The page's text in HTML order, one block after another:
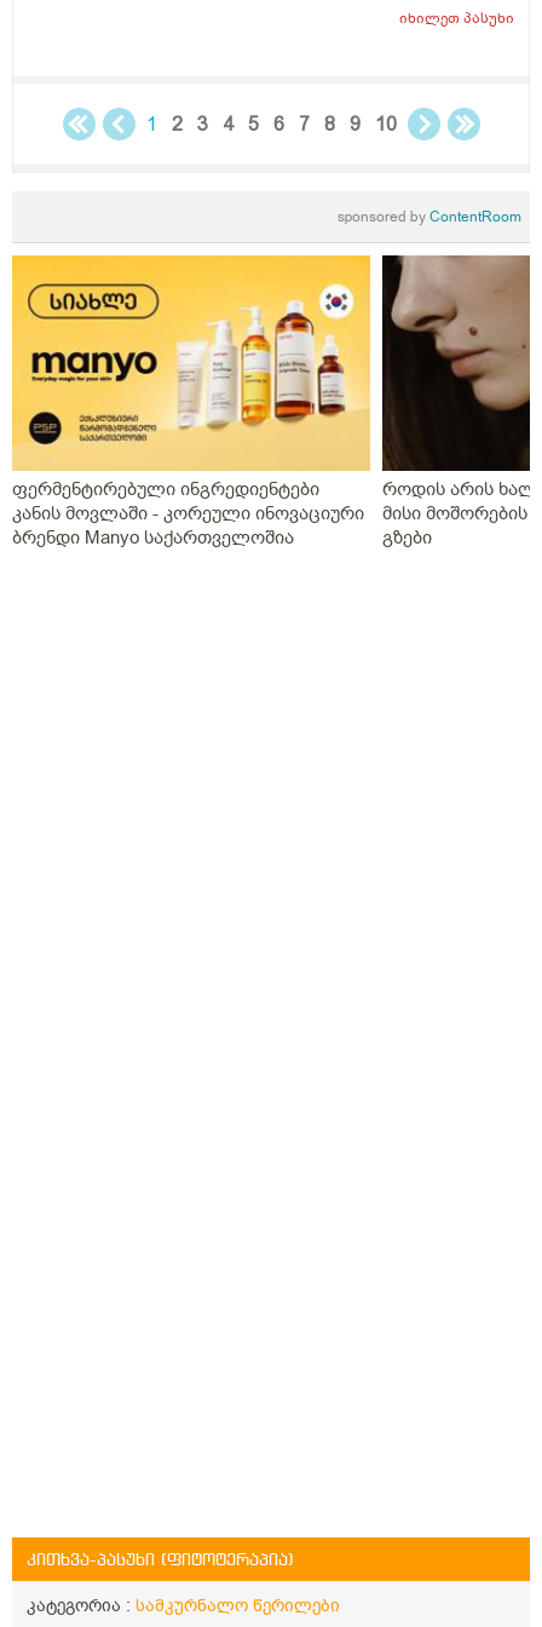
კვებაზე მყავს ბავშვი ხშირდ ვერ ვთავაზობ და იქნებ
იხილეთპასუხი
1 2 3 4 5 6 7 8 9 10
sponsored byContentRoom
ფერმენტირებული ინგრედიენტები
კანის მოვლაში - კორეული ინოვაციური
ბრენდი Manyo საქართველოშია
როდის არის
მისი მოშორების
გზები
კითხვა-პასუხი (ფიტოტერაპია)
კატეგორია : სამკურნალო წერილები